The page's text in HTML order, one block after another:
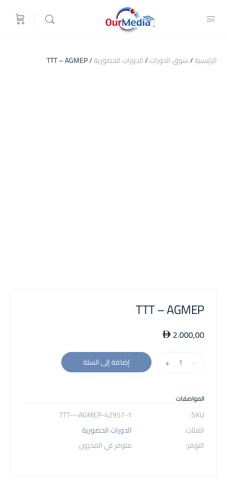
الرئيسية/سوق الدورات/الدورات الحضورية/ TTT – AGMEP
TTT – AGMEP
2.000,00
AGMEP
-
+ إضافة إلى السلة
المواصفات
SKU:
42957-1-TTT---AGMEP
الفئات:
الدورات الحضورية
التوفر:
متوفر في المخزون